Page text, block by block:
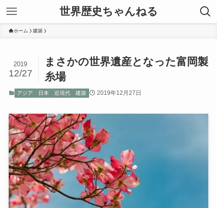
世界歴史ちゃんねる
ホーム 建築
まさかの世界遺産となった富岡製
糸場
2019
12/27
アジア 日本 近現代 建築 2019年12月27日